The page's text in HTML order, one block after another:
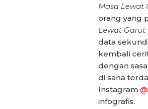
Masa Lewat
orang yang
Lewat Garut
data
kembali
dengan
di sana
Instagram
infografis.